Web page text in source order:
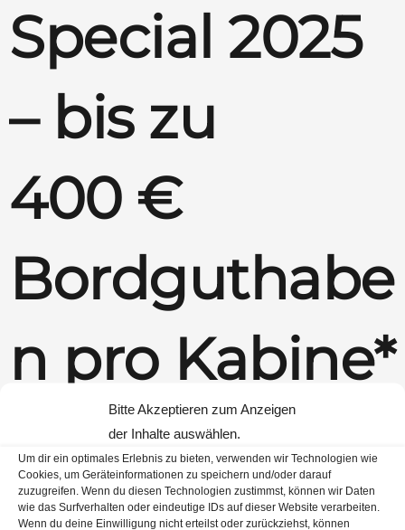
Bitte Akzeptieren zum Anzeigen
der Inhalte auswählen.
Um dir ein optimales Erlebnis zu bieten, verwenden wir Technologien wie
Cookies, um Geräteinformationen zu speichern und/oder darauf
zuzugreifen. Wenn du diesen Technologien zustimmst, können wir Daten
wie das Surfverhalten oder eindeutige IDs auf dieser Website verarbeiten.
Wenn du deine Einwilligung nicht erteilst oder zurückziehst, können
Special 2025
– bis zu
400 €
Bordguthabe
n pro Kabine*
Sichern Sie sich jetzt Ihren AIDA Traumurlaub 2026 und freuen Sie
sich auf attraktives Bordguthaben von bis zu
400 € pro Kabine
sowie eine20 % Kinderflugpreisermäßigungauf ausgewählten
Reisen.
Aktionszeitraum & teilnehmende Tarife